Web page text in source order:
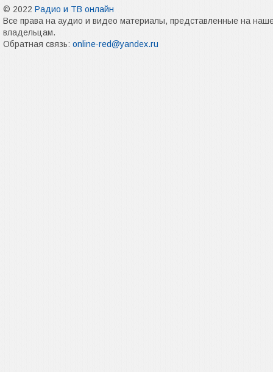
© 2022 Радио и ТВ онлайн
Все права на аудио и видео материалы, представленные на
владельцам.
Обратная связь: online-red@yandex.ru